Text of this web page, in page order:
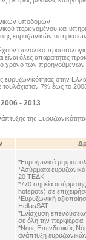
υποδομών,
περιεχομένου και
ευρυζωνικών
έχουν συνολικό
είναι όλες απαραίτητες
χρόνο των
ευρυζωνικότητας στην
7% έως το
- 2013
της
*Ευρυζωνικά
*Ασύρματα
20 ΤΕΔΚ
*770 σημεία
hotspots) σε
*Ευρυζωνική
HellasSAT
*Ενίσχυση
σε όλη την περιφέρεια
*Νέος Επενδυτικός
ανάπτυξη